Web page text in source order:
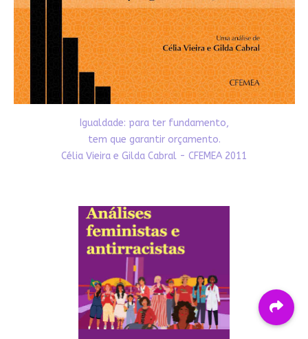
Igualdade: para ter fundamento,
tem que garantir orçamento.
Célia Vieira e Gilda Cabral - CFEMEA 2011